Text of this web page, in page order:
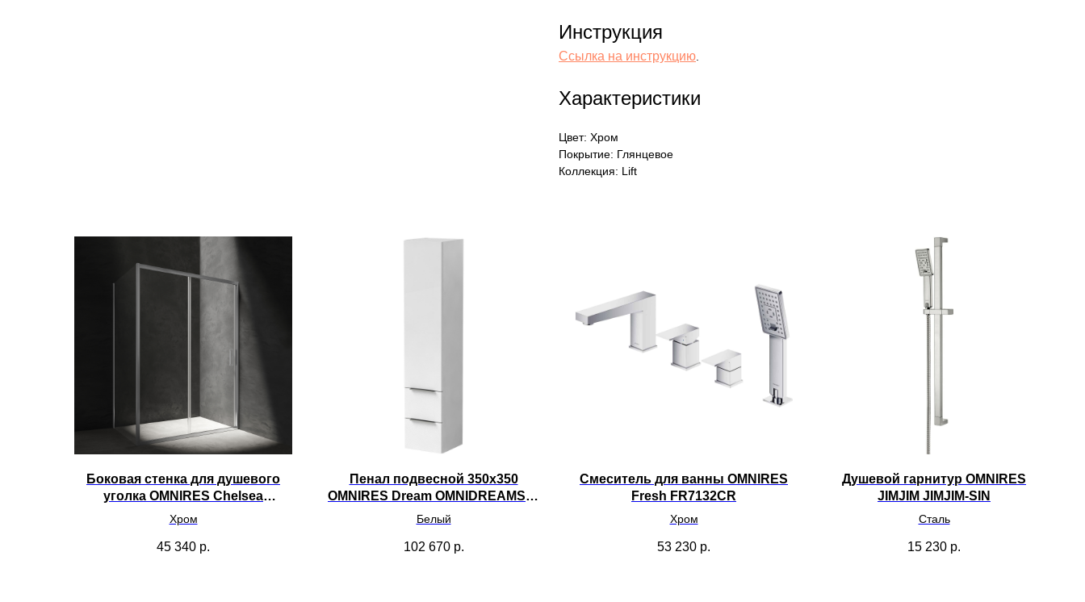
Инструкция
Ссылка на инструкцию.
Характеристики
Цвет: Хром
Покрытие: Глянцевое
Коллекция: Lift
Боковая стенка для душевого
уголка OMNIRES Chelsea
800х1900 NDR90XCRTR
Хром
45 340 р.
Пенал подвесной 350x350
OMNIRES Dream OMNIDREAMSB-
35BP
Белый
102 670 р.
Смеситель для ванны OMNIRES
Fresh FR7132CR
Хром
53 230 р.
Душевой гарнитур OMNIRES
JIMJIM JIMJIM-SIN
Сталь
15 230 р.